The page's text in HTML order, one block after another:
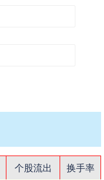
个股流出
换手率